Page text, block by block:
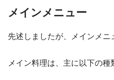
メインメニュー
先述しましたが、メインメニ
メイン料理は、主に以下の種